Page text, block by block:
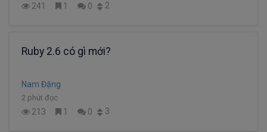
241 1 0 2
Ruby 2.6 có gì mới?
Nam Đặng
2 phút đọc
213 1 0 3